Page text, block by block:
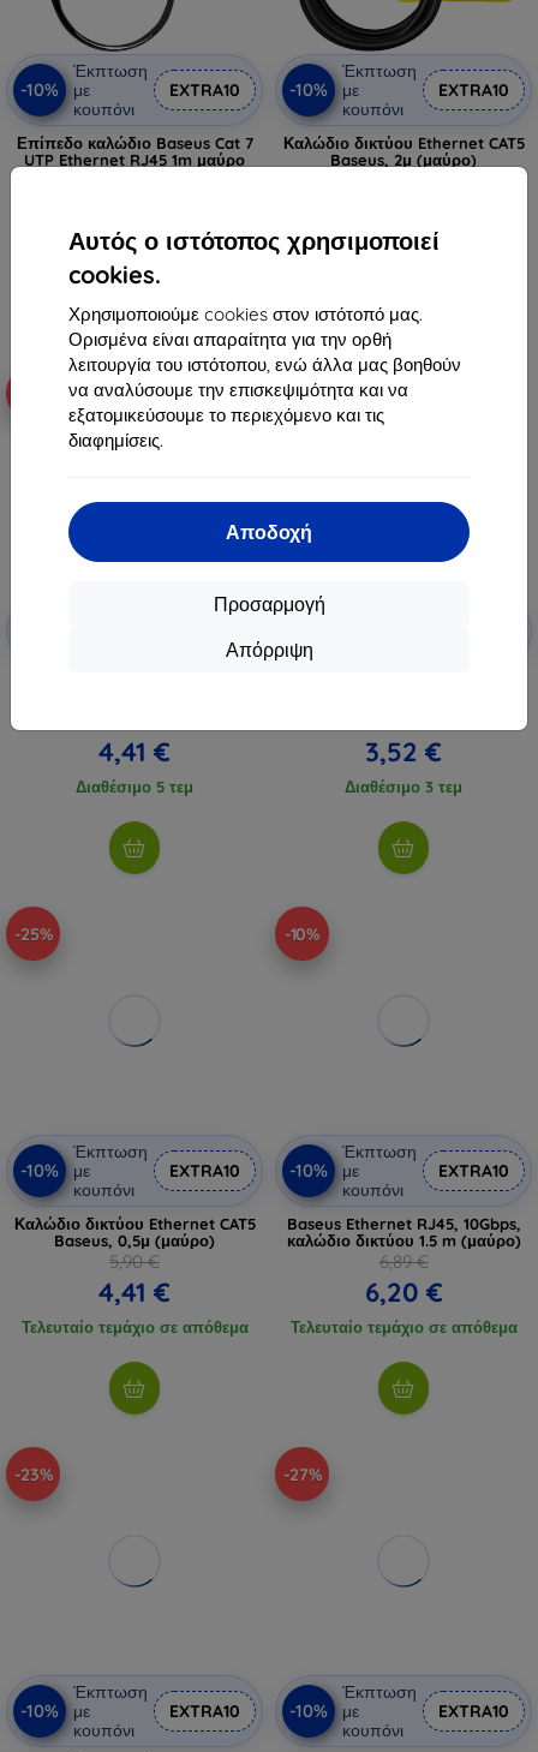
Αυτός ο ιστότοπος χρησιμοποιεί
cookies.
Χρησιμοποιούμε cookies στον ιστότοπό μας.
Ορισμένα είναι απαραίτητα για την ορθή
λειτουργία του ιστότοπου, ενώ άλλα μας βοηθούν
να αναλύσουμε την επισκεψιμότητα και να
εξατομικεύσουμε το περιεχόμενο και τις
διαφημίσεις.
Αποδοχή
Προσαρμογή
Απόρριψη
-10%
Έκπτωση
με
κουπόνι
EXTRA10
Επίπεδο καλώδιο Baseus Cat 7
UTP Ethernet RJ45 1m μαύρο
Τελευταίο τεμάχιο σε απόθεμα
-10%
Έκπτωση
με
κουπόνι
EXTRA10
Καλώδιο δικτύου Ethernet CAT5
Baseus, 2μ (μαύρο)
Διαθέσιμο 2 τεμ
4,41 €
Διαθέσιμο 5 τεμ
-10%
3,52 €
Διαθέσιμο 3 τεμ
-25%
-10%
Έκπτωση
με
κουπόνι
EXTRA10
Καλώδιο δικτύου Ethernet CAT5
Baseus, 0,5μ (μαύρο)
5,90 €
4,41 €
Τελευταίο τεμάχιο σε απόθεμα
-10%
-10%
Έκπτωση
με
κουπόνι
EXTRA10
Baseus Ethernet RJ45, 10Gbps,
καλώδιο δικτύου 1.5 m (μαύρο)
6,89 €
6,20 €
Τελευταίο τεμάχιο σε απόθεμα
-23%
-10%
Έκπτωση
με
κουπόνι
EXTRA10
-27%
-10%
Έκπτωση
με
κουπόνι
EXTRA10